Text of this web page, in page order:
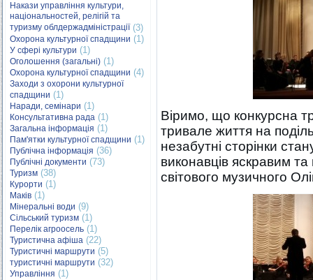
Накази управління культури,
національностей, релігій та
туризму облдержадміністрації(3)
Охорона культурної спадщини (1)
У сфері культури (1)
Оголошення (загальні) (1)
Охорона культурної спадщини (4)
Заходи з охорони культурної
спадщини (1)
Наради, семінари (1)
Консультативна рада (1)
Загальна інформація (1)
Пам'ятки культурної спадщини (1)
Публічна інформація (36)
Публічні документи (73)
Туризм (38)
Курорти (1)
Маків (1)
Мінеральні води (9)
Сільський туризм (1)
Перелік агроосель (1)
Туристична афіша (22)
Туристичні маршрути (5)
туристичні маршрути (32)
Управління (1)
Віримо, що конкурсна
тривале життя на
незабутні сторінки
виконавців яскравим
світового музичного